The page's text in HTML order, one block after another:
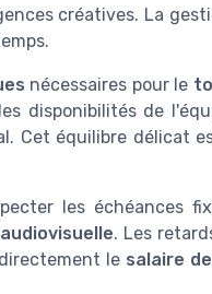
créatives. La
nécessaires pour le
disponibilités de
Cet équilibre délicat
les échéances
. Les
le salaire